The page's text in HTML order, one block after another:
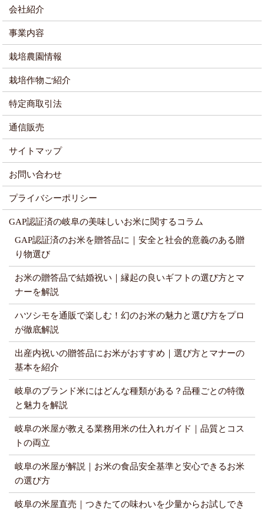
会社紹介
事業内容
栽培農園情報
栽培作物ご紹介
特定商取引法
通信販売
サイトマップ
お問い合わせ
プライバシーポリシー
GAP認証済の岐阜の美味しいお米に関するコラム
GAP認証済のお米を贈答品に｜安全と社会的意義のある贈
り物選び
お米の贈答品で結婚祝い｜縁起の良いギフトの選び方とマ
ナーを解説
ハツシモを通販で楽しむ！幻のお米の魅力と選び方をプロ
が徹底解説
出産内祝いの贈答品にお米がおすすめ｜選び方とマナーの
基本を紹介
岐阜のブランド米にはどんな種類がある？品種ごとの特徴
と魅力を解説
岐阜の米屋が教える業務用米の仕入れガイド｜品質とコス
トの両立
岐阜の米屋が解説｜お米の食品安全基準と安心できるお米
の選び方
岐阜の米屋直売｜つきたての味わいを少量からお試しでき